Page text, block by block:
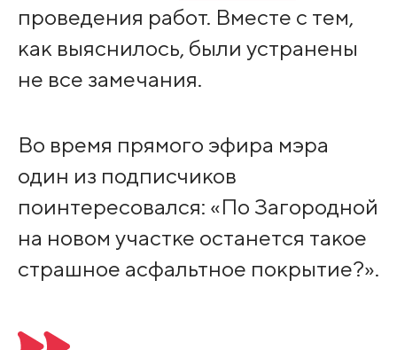
проведения работ. Вместе с тем,
как выяснилось, были устранены
не все замечания.
Во время прямого эфира мэра
один из подписчиков
поинтересовался: «По Загородной
на новом участке останется такое
страшное асфальтное покрытие?».